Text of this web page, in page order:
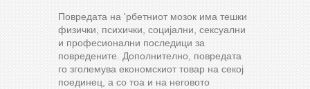
Повредата на 'рбетниот мозок има тешки
физички, психички, социјални, сексуални
и професионални последици за
повредените. Дополнително, повредата
го зголемува економскиот товар на секој
поединец, а со тоа и на неговото